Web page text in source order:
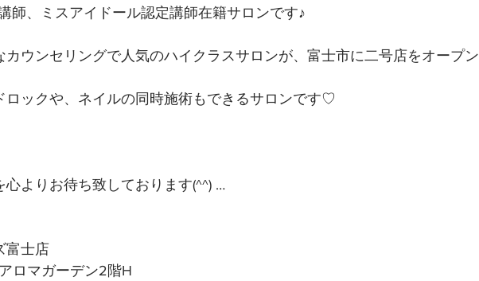
師、ミスアイドール認定講師在籍サロンです♪
カウンセリングで人気のハイクラスサロンが、富士市に二号店をオープン
ロックや、ネイルの同時施術もできるサロンです♡
心よりお待ち致しております(^^) …
富士店
ロマガーデン2階H